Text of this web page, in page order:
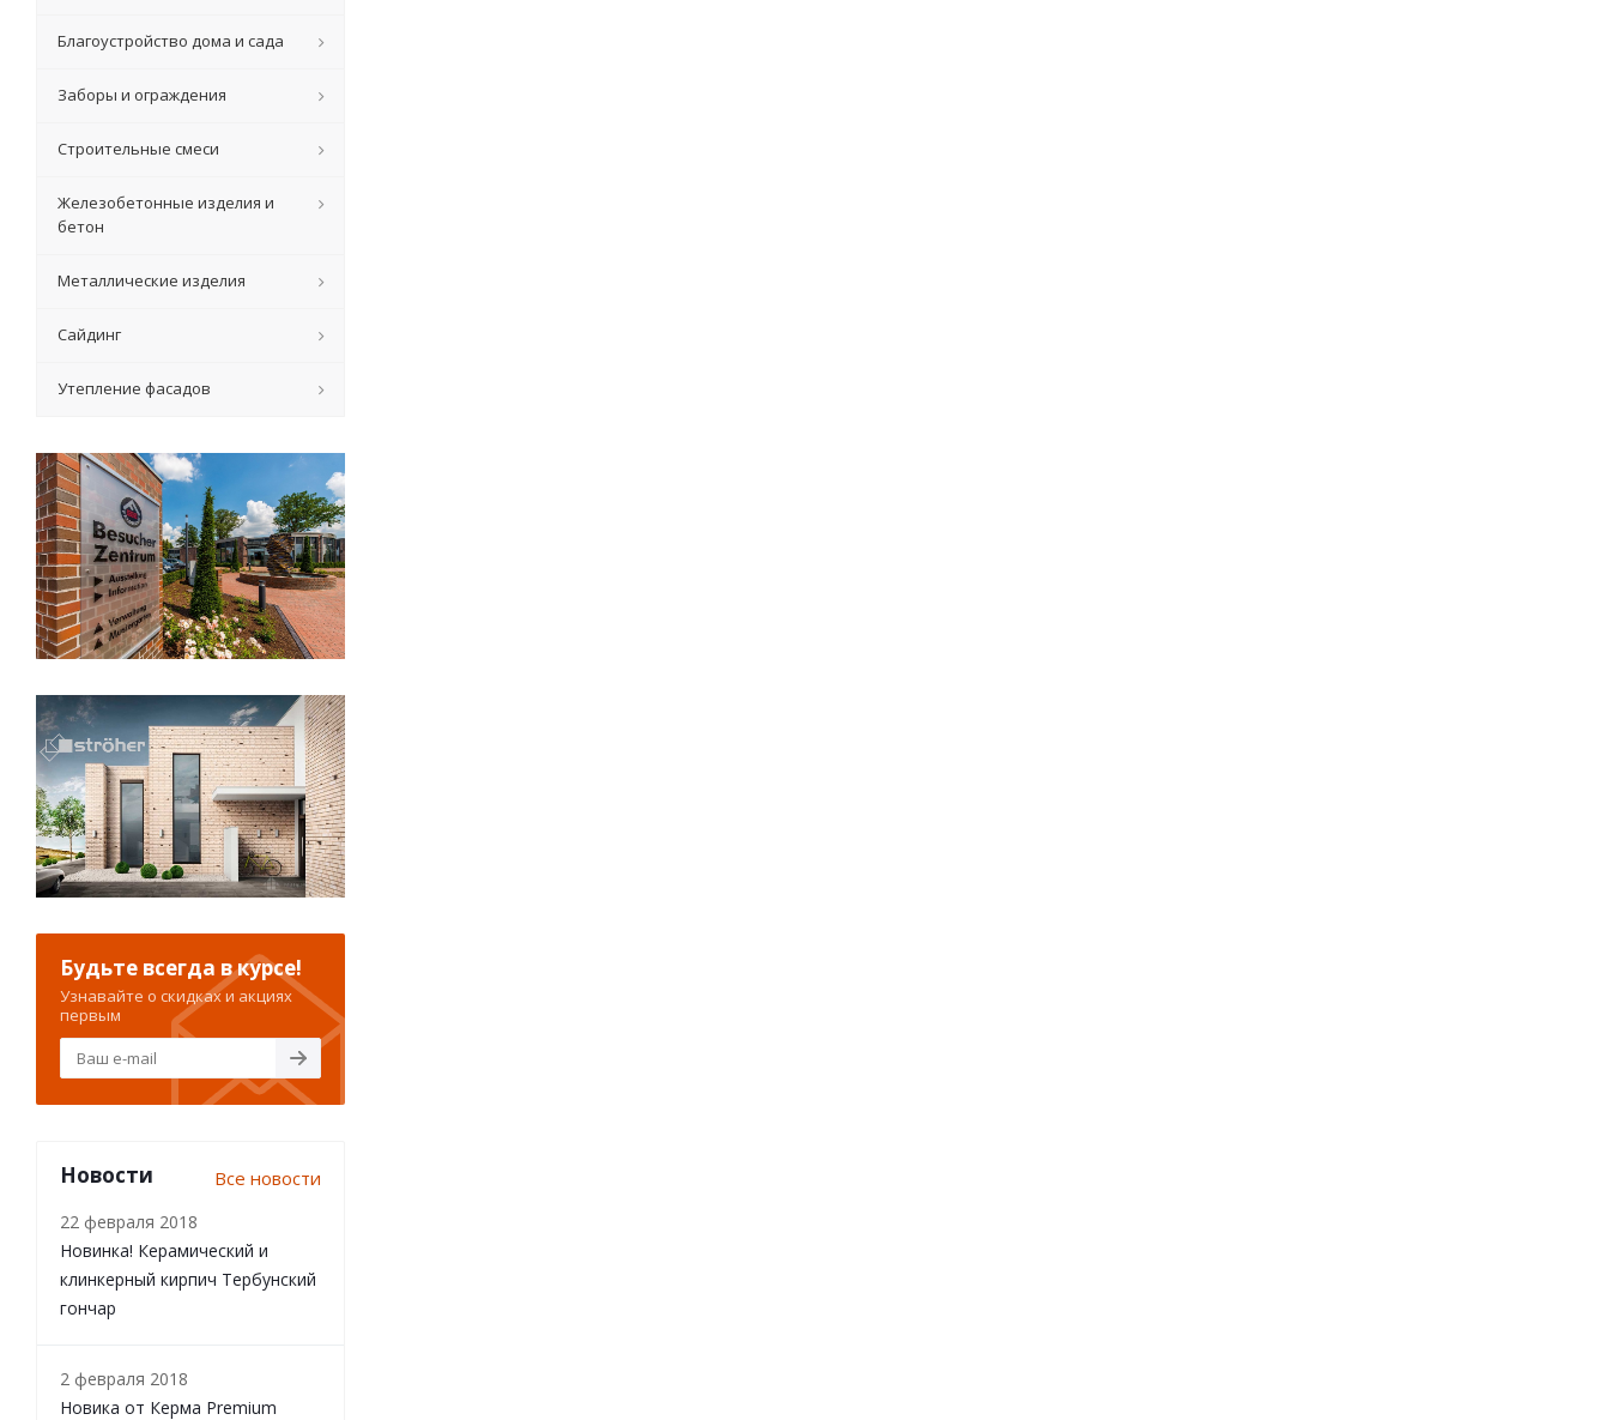
Благоустройство дома и сада
Заборы и ограждения
Строительные смеси
Железобетонные изделия и
бетон
Металлические изделия
Сайдинг
Утепление фасадов
Будьте всегда в курсе!
Узнавайте о скидках и акциях
первым
Новости Все новости
22 февраля 2018
Новинка! Керамический и
клинкерный кирпич Тербунский
гончар
2 февраля 2018
Новика от Керма Premium